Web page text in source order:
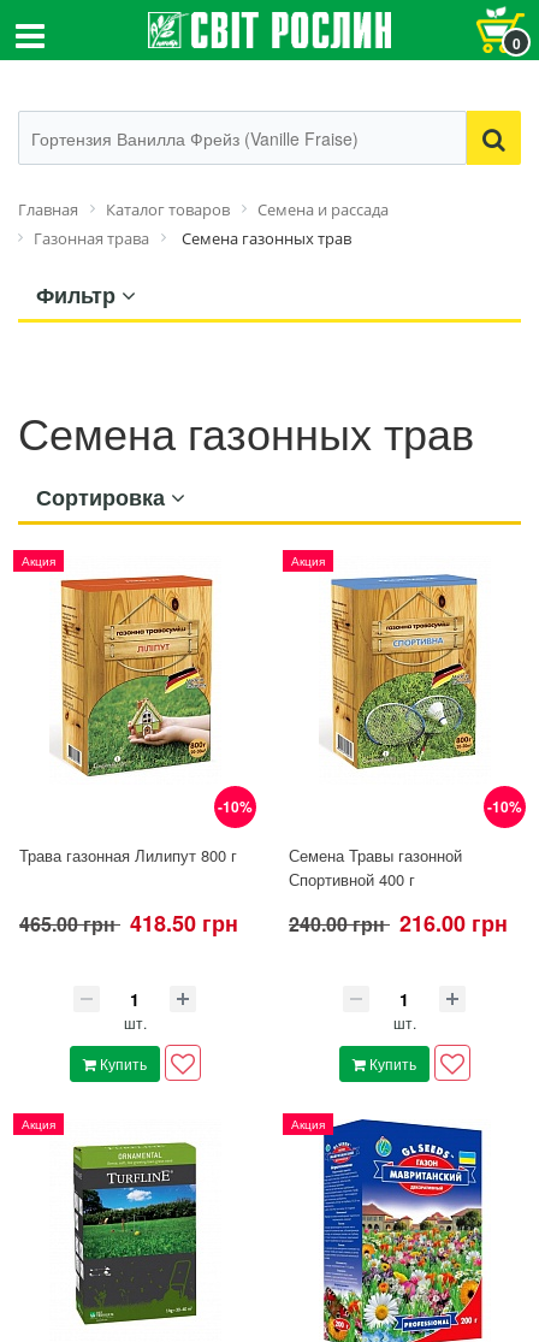
0
Главная Каталог товаров
Семена и рассада
Газонная трава
Семена газонных трав
Фильтр
Семена газонных трав
Сортировка
-10%
Акция
Трава газонная Лилипут 800 г
465.00 грн 418.50 грн
шт.
Купить
-10%
Акция
Семена Травы газонной
Спортивной 400 г
240.00 грн 216.00 грн
шт.
Купить
Акция Акция